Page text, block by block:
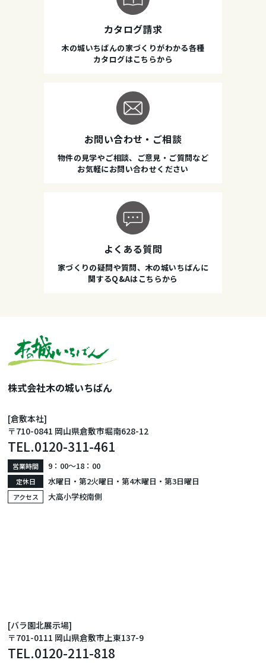
カタログ請求
木の城いちばんの家づくりがわかる各種
カタログはこちらから
お問い合わせ・ご相談
物件の見学やご相談、ご意見・ご質問など
お気軽にお問い合わせください
よくある質問
家づくりの疑問や質問、木の城いちばんに
関するQ&Aはこちらから
株式会社木の城いちばん
[倉敷本社]
〒710-0841 岡山県倉敷市堀南628-12
TEL.0120-311-461
営業時間 9：00〜18：00
定休日 水曜日・第2火曜日・第4木曜日・第3日曜日
アクセス 大高小学校南側
[バラ園北展示場]
〒701-0111 岡山県倉敷市上東137-9
TEL.0120-211-818